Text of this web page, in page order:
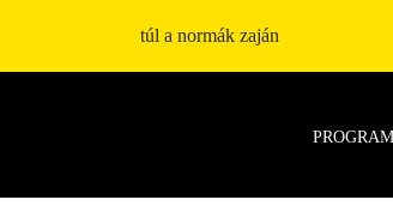
túl a normák zaján